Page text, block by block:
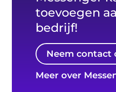
toevoegen
bedrijf!
Neem contact
Meer over